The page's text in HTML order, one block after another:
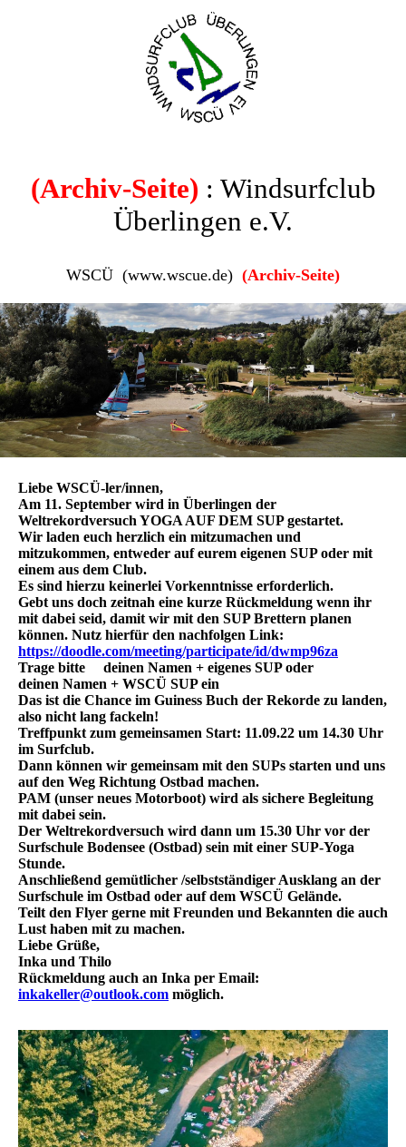
(Archiv-Seite) : Windsurfclub
Überlingen e.V.
WSCÜ (www.wscue.de) (Archiv-Seite)
Liebe WSCÜ-ler/innen,
Am 11. September wird in Überlingen der
Weltrekordversuch YOGA AUF DEM SUP gestartet.
Wir laden euch herzlich ein mitzumachen und
mitzukommen, entweder auf eurem eigenen SUP oder mit
einem aus dem Club.
Es sind hierzu keinerlei Vorkenntnisse erforderlich.
Gebt uns doch zeitnah eine kurze Rückmeldung wenn ihr
mit dabei seid, damit wir mit den SUP Brettern planen
können. Nutz hierfür den nachfolgen Link:
https://doodle.com/meeting/participate/id/dwmp96za
Trage bitte deinen Namen + eigenes SUP oder
deinen Namen + WSCÜ SUP ein
Das ist die Chance im Guiness Buch der Rekorde zu landen,
also nicht lang fackeln!
Treffpunkt zum gemeinsamen Start: 11.09.22 um 14.30 Uhr
im Surfclub.
Dann können wir gemeinsam mit den SUPs starten und uns
auf den Weg Richtung Ostbad machen.
PAM (unser neues Motorboot) wird als sichere Begleitung
mit dabei sein.
Der Weltrekordversuch wird dann um 15.30 Uhr vor der
Surfschule Bodensee (Ostbad) sein mit einer SUP-Yoga
Stunde.
Anschließend gemütlicher /selbstständiger Ausklang an der
Surfschule im Ostbad oder auf dem WSCÜ Gelände.
Teilt den Flyer gerne mit Freunden und Bekannten die auch
Lust haben mit zu machen.
Liebe Grüße,
Inka und Thilo
Rückmeldung auch an Inka per Email:
inkakeller@outlook.com möglich.